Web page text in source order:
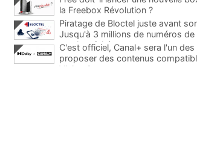
la Freebox Révolution ?
Piratage de Bloctel juste avant
Jusqu'à 3 millions de numéros
auraient fuité
C'est officiel, Canal+ sera l'un
proposer des contenus
Vision 2